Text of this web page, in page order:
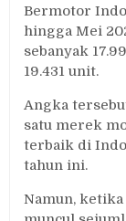
Bermotor
hingga Mei
sebanyak
19.431 unit.
Angka
satu merek
terbaik di
tahun ini.
Namun,